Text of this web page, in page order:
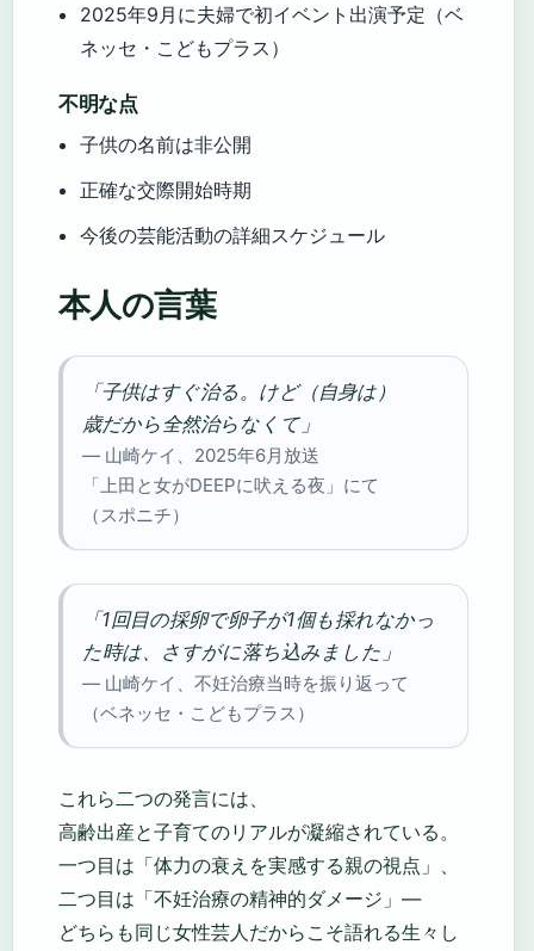
2025年9月に夫婦で初イベント出演予定（ベ
ネッセ・こどもプラス）
不明な点
子供の名前は非公開
正確な交際開始時期
今後の芸能活動の詳細スケジュール
本人の言葉
「子供はすぐ治る。けど（自身は）
歳だから全然治らなくて」
— 山崎ケイ、2025年6月放送
「上田と女がDEEPに吠える夜」にて
（スポニチ）
「1回目の採卵で卵子が1個も採れなかっ
た時は、さすがに落ち込みました」
— 山崎ケイ、不妊治療当時を振り返って
（ベネッセ・こどもプラス）
これら二つの発言には、
高齢出産と子育てのリアルが凝縮されている。
一つ目は「体力の衰えを実感する親の視点」、
二つ目は「不妊治療の精神的ダメージ」—
どちらも同じ女性芸人だからこそ語れる生々し